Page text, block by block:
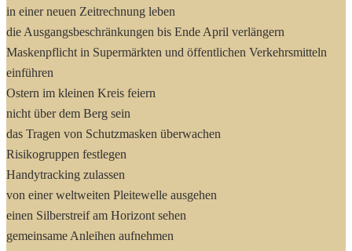
in einer neuen Zeitrechnung leben
die Ausgangsbeschränkungen bis Ende April verlängern
Maskenpflicht in Supermärkten und öffentlichen Verkehrsmitteln
einführen
Ostern im kleinen Kreis feiern
nicht über dem Berg sein
das Tragen von Schutzmasken überwachen
Risikogruppen festlegen
Handytracking zulassen
von einer weltweiten Pleitewelle ausgehen
einen Silberstreif am Horizont sehen
gemeinsame Anleihen aufnehmen